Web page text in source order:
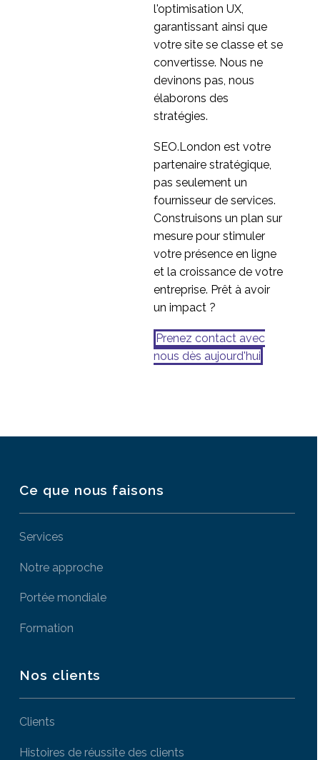
l'optimisation UX,
garantissant ainsi que
votre site se classe et se
convertisse. Nous ne
devinons pas, nous
élaborons des
stratégies.
SEO.London est votre
partenaire stratégique,
pas seulement un
fournisseur de services.
Construisons un plan sur
mesure pour stimuler
votre présence en ligne
et la croissance de votre
entreprise. Prêt à avoir
un impact ?
Prenez contact avec
nous dès aujourd'hui
Ce que nous faisons
Services
Notre approche
Portée mondiale
Formation
Nos clients
Clients
Histoires de réussite des clients